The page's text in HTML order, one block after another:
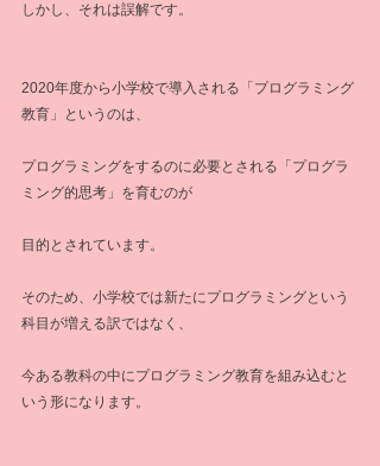
しかし、それは誤解です。
2020年度から小学校で導入される「プログラミング
教育」というのは、
プログラミングをするのに必要とされる「プログラ
ミング的思考」を育むのが
目的とされています。
そのため、小学校では新たにプログラミングという
科目が増える訳ではなく、
今ある教科の中にプログラミング教育を組み込むと
いう形になります。